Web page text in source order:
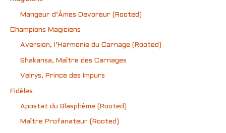
Mangeur d’Âmes Devoreur (Rooted)
Champions Magiciens
Aversion, l’Harmonie du Carnage (Rooted)
Shakansa, Maître des Carnages
Velrys, Prince des Impurs
Fidèles
Apostat du Blasphème (Rooted)
Maître Profanateur (Rooted)